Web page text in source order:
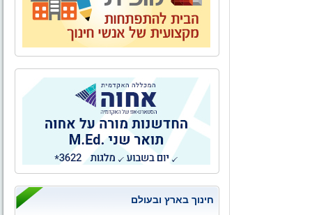
בית ביאליק
לאחרונה, נפתח מחדש מוזיאון בית ביאליק, ביתו של
המשורר הלאומי חיים נחמן ביאליק. לאחר עבודת
שיקום ושיחזור יוצאת דופן החושפת ומאירה את רוח
האיש והתקופה, מזמין אתכם בית ביאליק להתוודע
לאחד מבתיה האותנטיים, המרגשים והמלהיבים של
העיר העברית הראשונה, ולעולמו הפרטי והציבורי של
המשורר הלאומי
חינוך בארץ ובעולם